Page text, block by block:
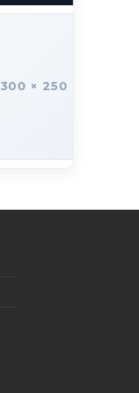
300 × 250